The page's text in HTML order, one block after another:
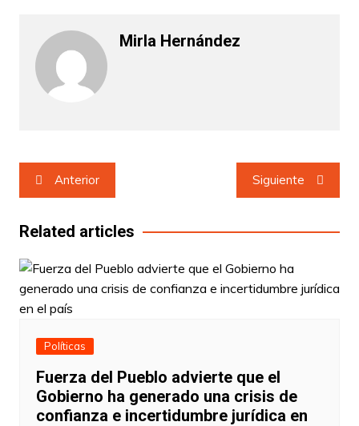
Mirla Hernández
Navegación
de
entradas
Anterior Siguiente
Related articles
Políticas
Fuerza del Pueblo advierte que el
Gobierno ha generado una crisis de
confianza e incertidumbre jurídica en